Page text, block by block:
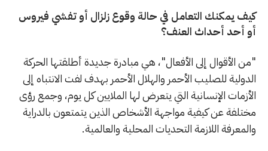
كيف يمكنك التعامل في حالة وقوع زلزال أو تفشي فيروس
أو أحد أحداث العنف؟
"من الأقوال إلى الأفعال"، هي مبادرة جديدة أطلقتها الحركة
الدولية للصليب الأحمر والهلال الأحمر بهدف لفت الانتباه إلى
الأزمات الإنسانية التي يتعرض لها الملايين كل يوم، وجمع رؤى
مختلفة عن كيفية مواجهة الأشخاص الذين يتمتعون بالدراية
والمعرفة اللازمة التحديات المحلية والعالمية.